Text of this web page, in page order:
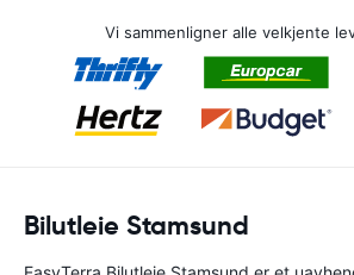
Vi sammenligner alle velkjente
Bilutleie Stamsund